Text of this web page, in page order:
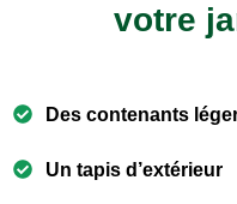
votre
Des contenants
Un tapis d’extérieur